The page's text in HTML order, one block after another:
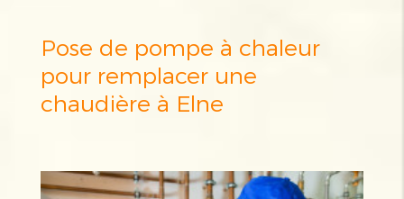
Pose de pompe à chaleur
pour remplacer une
chaudière à Elne